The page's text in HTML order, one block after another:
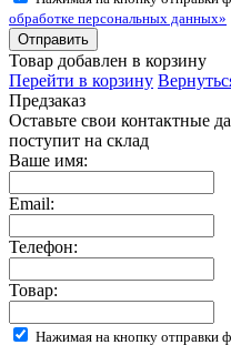
обработке персональных данных»
Товар добавлен в корзину
Перейти в корзину
Предзаказ
Оставьте свои контактные
поступит на склад
Ваше имя:
Email:
Телефон:
Товар:
Нажимая на кнопку